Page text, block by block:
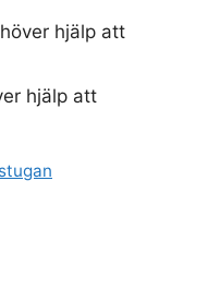
hjälp att
hjälp att